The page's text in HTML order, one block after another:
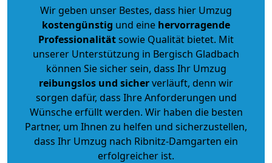
Wir geben unser Bestes, dass hier Umzug
kostengünstig und eine hervorragende
Professionalitätsowie Qualität bietet. Mit
unserer Unterstützung in Bergisch Gladbach
können Sie sicher sein, dass Ihr Umzug
reibungslos und sicherverläuft, denn wir
sorgen dafür, dass Ihre Anforderungen und
Wünsche erfüllt werden. Wir haben die besten
Partner, um Ihnen zu helfen und sicherzustellen,
dass Ihr Umzug nach Ribnitz-Damgarten ein
erfolgreicher ist.